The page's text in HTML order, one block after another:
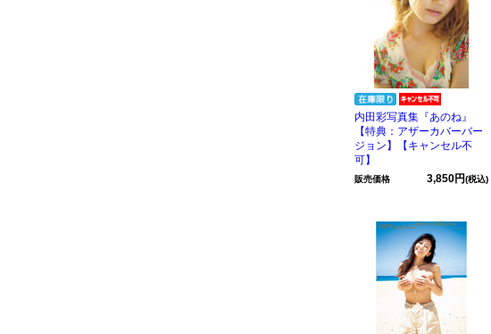
内田彩写真集『あのね』
【特典：アザーカバーバー
ジョン】【キャンセル不
可】
販売価格 3,850円(税込)